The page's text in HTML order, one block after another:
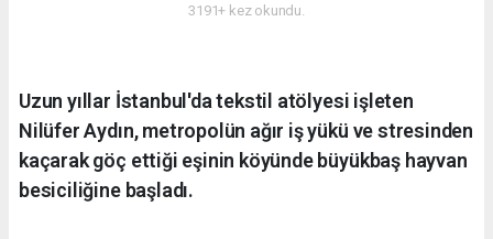
3191+ kez okundu.
Uzun yıllar İstanbul'da tekstil atölyesi işleten
Nilüfer Aydın, metropolün ağır iş yükü ve stresinden
kaçarak göç ettiği eşinin köyünde büyükbaş hayvan
besiciliğine başladı.